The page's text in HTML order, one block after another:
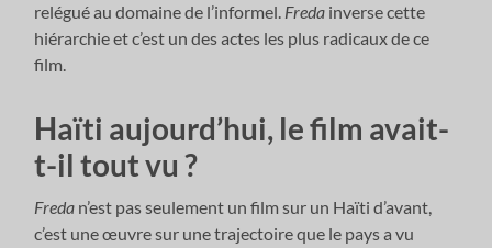
relégué au domaine de l’informel. Freda inverse cette
hiérarchie et c’est un des actes les plus radicaux de ce
film.
Haïti aujourd’hui, le film avait-
t-il tout vu ?
Freda n’est pas seulement un film sur un Haïti d’avant,
c’est une œuvre sur une trajectoire que le pays a vu